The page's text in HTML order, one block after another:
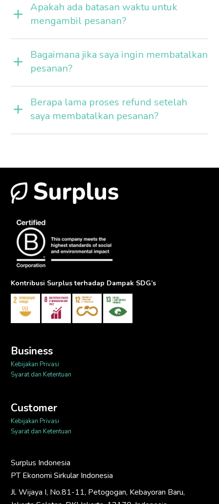
Apakah ada batasan waktu untuk
mengambil pesanan?
Bagaimana jika saya ingin membatalkan
pesanan?
Berapa lama proses refund setelah
saya membatalkan pesanan?
Kontribusi Surplus terhadap Dampak SDG’s
Business
Kebijakan Privasi
Syarat dan Ketentuan
Customer
Kebijakan Privasi
Syarat dan Ketentuan
Surplus Indonesia
PT Ekonomi Sirkular Indonesia
Jl. Wijaya I, No.81-11, Petogogan, Kebayoran Baru,